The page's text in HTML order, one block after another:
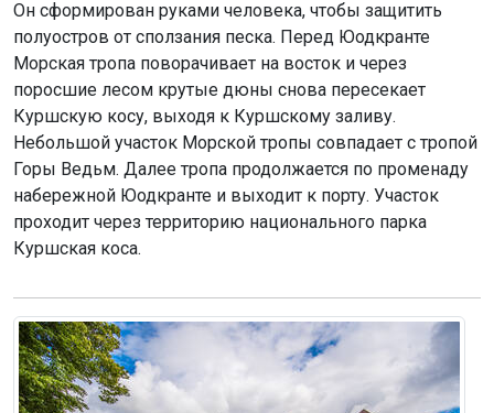
Он сформирован руками человека, чтобы защитить
полуостров от сползания песка. Перед Юодкранте
Морская тропа поворачивает на восток и через
поросшие лесом крутые дюны снова пересекает
Куршскую косу, выходя к Куршскому заливу.
Небольшой участок Морской тропы совпадает с тропой
Горы Ведьм. Далее тропа продолжается по променаду
набережной Юодкранте и выходит к порту. Участок
проходит через территорию национального парка
Куршская коса.